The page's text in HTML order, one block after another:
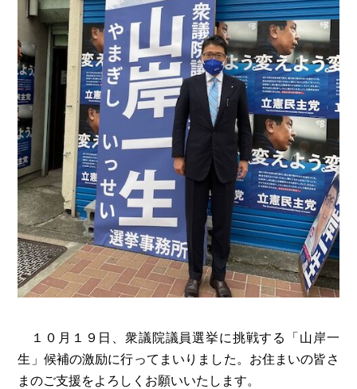
１０月１９日、衆議院議員選挙に挑戦する「山岸一
生」候補の激励に行ってまいりました。お住まいの皆さ
まのご支援をよろしくお願いいたします。